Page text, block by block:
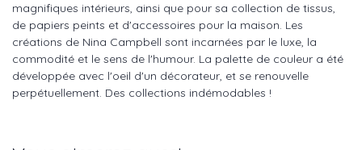
magnifiques intérieurs, ainsi que pour sa collection de tissus,
de papiers peints et d'accessoires pour la maison. Les
créations de Nina Campbell sont incarnées par le luxe, la
commodité et le sens de l'humour. La palette de couleur a été
développée avec l'oeil d'un décorateur, et se renouvelle
perpétuellement. Des collections indémodables !